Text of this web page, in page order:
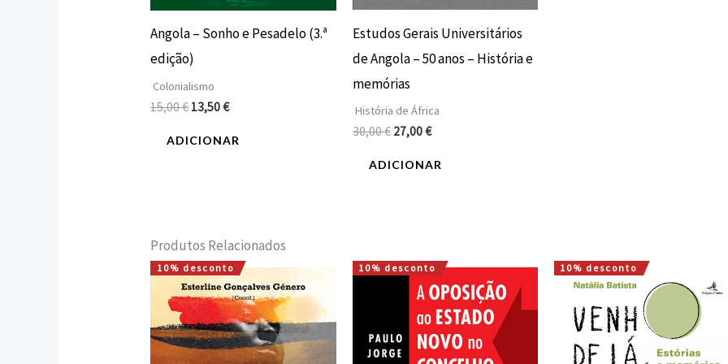
Angola – Sonho e Pesadelo (3.ª
edição)
Colonialismo
15,00€13,50€
ADICIONAR
Estudos Gerais Universitários
de Angola – 50 anos – História e
memórias
História de África
30,00€ 27,00€
ADICIONAR
Produtos Relacionados
10% desconto
O
preço
original
era:
12,00 €.
O
preço
atual
é:
10,80 €.
10% desconto
O
preço
original
15,00 €.
O
preço
atual
é:
13,50 €.
10% desconto
O
preço
original
era:
15,00 €.
O
preço
atual
é:
13,50 €.